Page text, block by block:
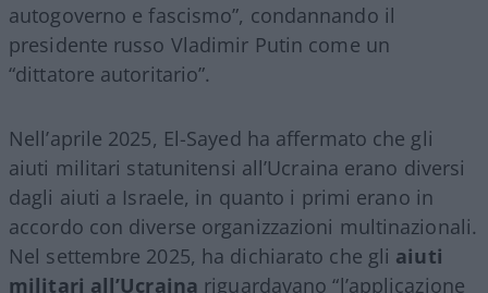
autogoverno e fascismo”, condannando il
presidente russo Vladimir Putin come un
“dittatore autoritario”.
Nell’aprile 2025, El-Sayed ha affermato che gli
aiuti militari statunitensi all’Ucraina erano diversi
dagli aiuti a Israele, in quanto i primi erano in
accordo con diverse organizzazioni multinazionali.
Nel settembre 2025, ha dichiarato che gli aiuti
militari all’Ucraina riguardavano “l’applicazione